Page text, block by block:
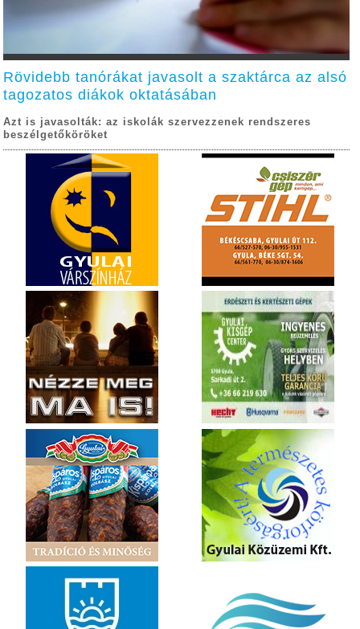
Rövidebb tanórákat javasolt a szaktárca az alsó
tagozatos diákok oktatásában
Azt is javasolták: az iskolák szervezzenek rendszeres
beszélgetőköröket